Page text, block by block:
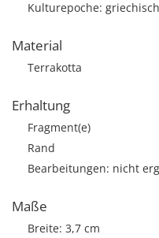
Kulturepoche: griechisch
Material
Terrakotta
Erhaltung
Fragment(e)
Rand
Bearbeitungen: nicht
Maße
Breite: 3,7 cm